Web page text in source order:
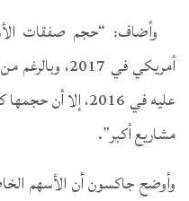
أمريكي في
عليه في 2016، إلا
مشاريع أكبر”.
وأوضح جاكسون أن الأسهم